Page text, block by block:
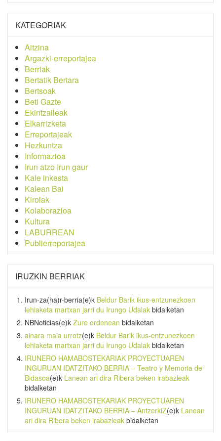
KATEGORIAK
Aitzina
Argazki-erreportajea
Berriak
Bertatik Bertara
Bertsoak
Beti Gazte
Ekintzaileak
Elkarrizketa
Erreportajeak
Hezkuntza
Informazioa
Irun atzo Irun gaur
Kale inkesta
Kalean Bai
Kirolak
Kolaborazioa
Kultura
LABURREAN
Publierreportajea
IRUZKIN BERRIAK
Irun-za(ha)r-berria(e)k Beldur Barik ikus-entzunezkoen
lehiaketa martxan jarri du Irungo Udalak bidalketan
NBNoticias(e)k Zure ordenean bidalketan
ainara maia urrotz(e)k Beldur Barik ikus-entzunezkoen
lehiaketa martxan jarri du Irungo Udalak bidalketan
IRUNERO HAMABOSTEKARIAK PROYECTUAREN
INGURUAN IDATZITAKO BERRIA – Teatro y Memoria del
Bidasoa(e)k Lanean ari dira Ribera beken irabazleak
bidalketan
IRUNERO HAMABOSTEKARIAK PROYECTUAREN
INGURUAN IDATZITAKO BERRIA – AntzerkiZ(e)k Lanean
ari dira Ribera beken irabazleak bidalketan